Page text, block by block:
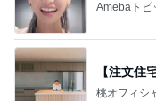
Amebaトピ
【注文住
桃オフィシ